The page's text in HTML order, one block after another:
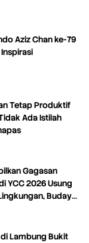
Aziz Chan ke-79
Tetap Produktif
Ada Istilah
Gagasan
2026 Usung
Budaya,
Lambung Bukit